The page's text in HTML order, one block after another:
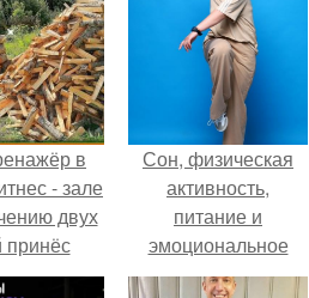
в
- зале
двух
принёс
Сон, физическая
активность,
питание и
эмоциональное
состояние!